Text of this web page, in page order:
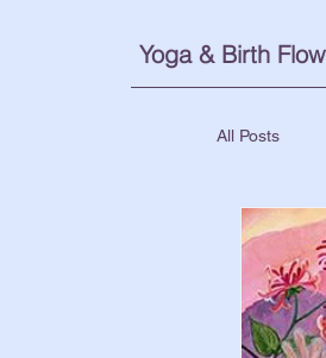
Yoga & Birth
All Posts